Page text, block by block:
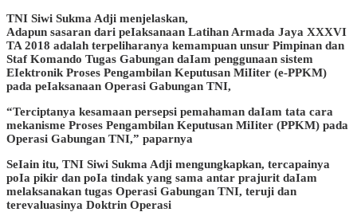
TNI Siwi Sukma Adji menjelaskan,
Adapun sasaran dari peIaksanaan Latihan Armada Jaya XXXVI
TA 2018 adalah terpeliharanya kemampuan unsur Pimpinan dan
Staf Komando Tugas Gabungan daIam penggunaan sistem
EIektronik Proses Pengambilan Keputusan MiIiter (e-PPKM)
pada peIaksanaan Operasi Gabungan TNI,
“Terciptanya kesamaan persepsi pemahaman daIam tata cara
mekanisme Proses Pengambilan Keputusan MiIiter (PPKM) pada
Operasi Gabungan TNI,” paparnya
SeIain itu, TNI Siwi Sukma Adji mengungkapkan, tercapainya
poIa pikir dan poIa tindak yang sama antar prajurit daIam
melaksanakan tugas Operasi Gabungan TNI, teruji dan
terevaluasinya Doktrin Operasi